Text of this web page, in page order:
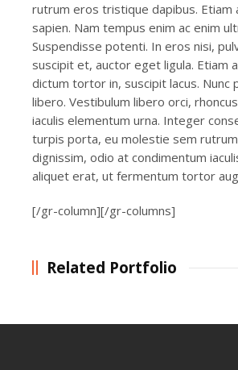
rutrum eros tristique dapibus. Etiam
sapien. Nam tempus enim ac enim
Suspendisse potenti. In eros nisi,
suscipit et, auctor eget ligula. Etiam
dictum tortor in, suscipit lacus. Nunc
libero. Vestibulum libero orci,
iaculis elementum urna. Integer
turpis porta, eu molestie sem
dignissim, odio at condimentum
aliquet erat, ut fermentum tortor
[/gr-column][/gr-columns]
Related Portfolio